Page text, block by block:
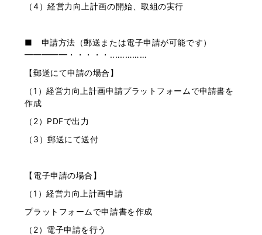
（4）経営力向上計画の開始、取組の実行
■ 申請方法（郵送または電子申請が可能です）
━━━━━・・・・・‥‥‥………
【郵送にて申請の場合】
（1）経営力向上計画申請プラットフォームで申請書を
作成
（2）PDFで出力
（3）郵送にて送付
【電子申請の場合】
（1）経営力向上計画申請
プラットフォームで申請書を作成
（2）電子申請を行う